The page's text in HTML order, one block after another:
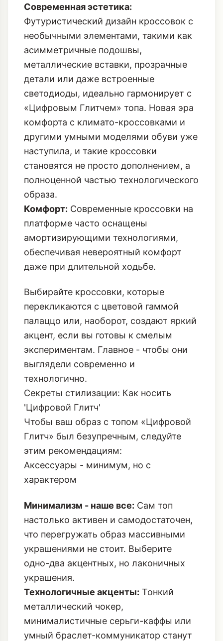
Современная эстетика:
Футуристический дизайн кроссовок с
необычными элементами, такими как
асимметричные подошвы,
металлические вставки, прозрачные
детали или даже встроенные
светодиоды, идеально гармонирует с
«Цифровым Глитчем» топа. Новая эра
комфорта с климато-кроссовками и
другими умными моделями обуви уже
наступила, и такие кроссовки
становятся не просто дополнением, а
полноценной частью технологического
образа.
Комфорт: Современные кроссовки на
платформе часто оснащены
амортизирующими технологиями,
обеспечивая невероятный комфорт
даже при длительной ходьбе.
Выбирайте кроссовки, которые
перекликаются с цветовой гаммой
палаццо или, наоборот, создают яркий
акцент, если вы готовы к смелым
экспериментам. Главное - чтобы они
выглядели современно и
технологично.
Секреты стилизации: Как носить
'Цифровой Глитч'
Чтобы ваш образ с топом «Цифровой
Глитч» был безупречным, следуйте
этим рекомендациям:
Аксессуары - минимум, но с
характером
Минимализм - наше все: Сам топ
настолько активен и самодостаточен,
что перегружать образ массивными
украшениями не стоит. Выберите
одно-два акцентных, но лаконичных
украшения.
Технологичные акценты: Тонкий
металлический чокер,
минималистичные серьги-каффы или
умный браслет-коммуникатор станут